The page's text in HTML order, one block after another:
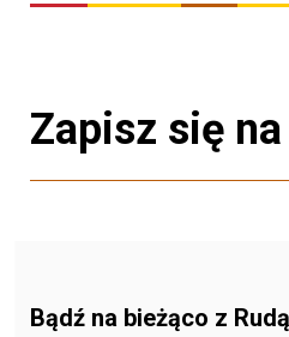
Zapisz się
Bądź na bieżąco z